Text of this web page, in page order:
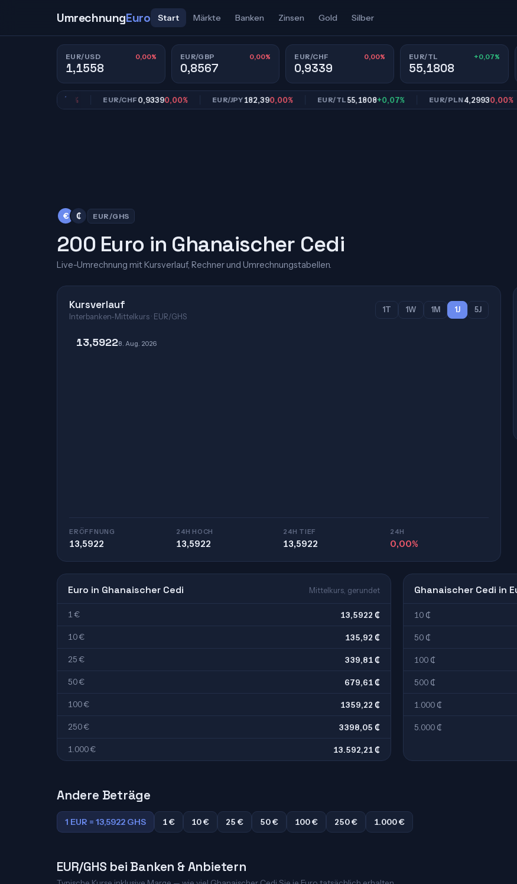
UmrechnungEuro Start Märkte Banken Zinsen Gold Silber
EUR/USD 0,00%
1,1558
EUR/GBP 0,00%
0,8567
EUR/CHF 0,00%
0,9339
EUR/TL +0,07%
55,1808
EUR/CHF0,93390,00% EUR/JPY182,390,00% EUR/TL 55,1808+0,07% EUR/PLN4,29930,00%
€ ₵ EUR/GHS
200 Euro in Ghanaischer Cedi
Live-Umrechnung mit Kursverlauf, Rechner und Umrechnungstabellen.
Kursverlauf
Interbanken-Mittelkurs · EUR/GHS
1T 1W 1M 1J 5J
13,59228. Aug. 2026
ERÖFFNUNG
13,5922
24H HOCH
13,5922
24H TIEF
13,5922
24H
0,00%
Euro in Ghanaischer Cedi Mittelkurs, gerundet
1 € 13,5922 ₵
10 € 135,92 ₵
25 € 339,81 ₵
50 € 679,61 ₵
100 € 1359,22 ₵
250 € 3398,05 ₵
1.000 € 13.592,21 ₵
Ghanaischer Cedi in
10 ₵
50 ₵
100 ₵
500 ₵
1.000 ₵
5.000 ₵
Andere Beträge
1 EUR = 13,5922 GHS 1 € 10 € 25 € 50 € 100 € 250 € 1.000 €
EUR/GHS bei Banken & Anbietern